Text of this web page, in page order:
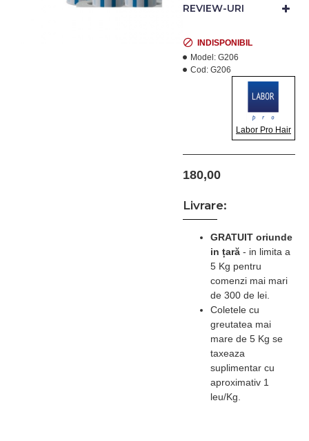
25 lei/rola.
REVIEW-URI
180,00
INDISPONIBIL
Model: G206
Cod: G206
Labor Pro Hair
Livrare:
GRATUIT oriunde
in țară - in limita a
5 Kg pentru
comenzi mai mari
de 300 de lei.
Coletele cu
greutatea mai
mare de 5 Kg se
taxeaza
suplimentar cu
aproximativ 1
leu/Kg.